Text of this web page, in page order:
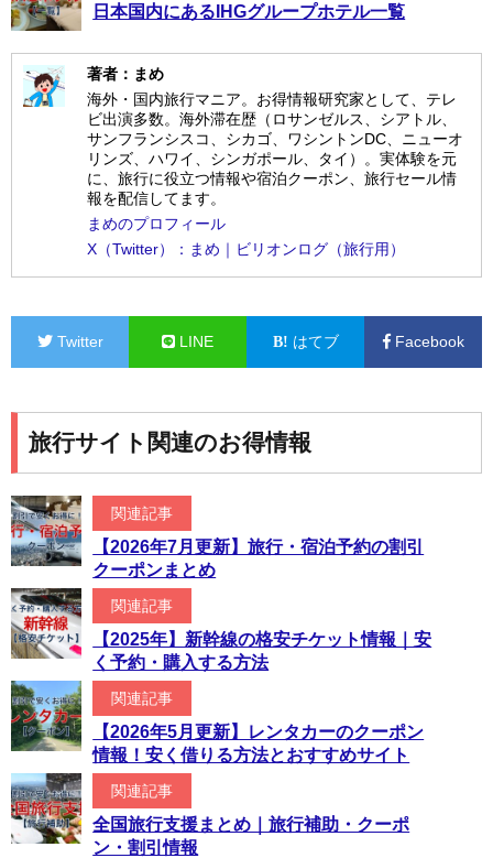
日本国内にあるIHGグループホテル一覧
著者：まめ
海外・国内旅行マニア。お得情報研究家として、テレ
ビ出演多数。海外滞在歴（ロサンゼルス、シアトル、
サンフランシスコ、シカゴ、ワシントンDC、ニューオ
リンズ、ハワイ、シンガポール、タイ）。実体験を元
に、旅行に役立つ情報や宿泊クーポン、旅行セール情
報を配信してます。
まめのプロフィール
X（Twitter）：まめ｜ビリオンログ（旅行用）
Twitter LINE はてブ Facebook
旅行サイト関連のお得情報
関連記事
【2026年7月更新】旅行・宿泊予約の割引
クーポンまとめ
関連記事
【2025年】新幹線の格安チケット情報｜安
く予約・購入する方法
関連記事
【2026年5月更新】レンタカーのクーポン
情報！安く借りる方法とおすすめサイト
関連記事
全国旅行支援まとめ｜旅行補助・クーポ
ン・割引情報